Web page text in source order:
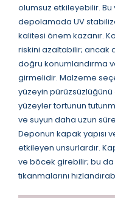
olumsuz etkileyebilir. Bu
depolamada UV
kalitesi önem kazanır.
riskini azaltabilir; ancak
doğru konumlandırma
girmelidir. Malzeme
yüzeyin
yüzeyler tortunun
ve suyun daha uzun süre
Deponun kapak yapısı
etkileyen unsurlardır.
ve böcek girebilir; bu da
tıkanmalarını